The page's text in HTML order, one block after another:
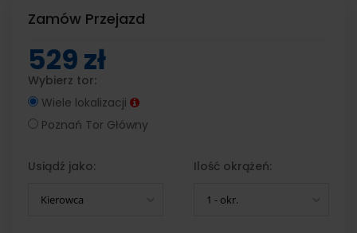
Zamów Przejazd
529 zł
Wybierz tor:
Wiele lokalizacji
Poznań Tor Główny
Usiądź jako:
Kierowca
Ilość okrążeń:
1 - okr.